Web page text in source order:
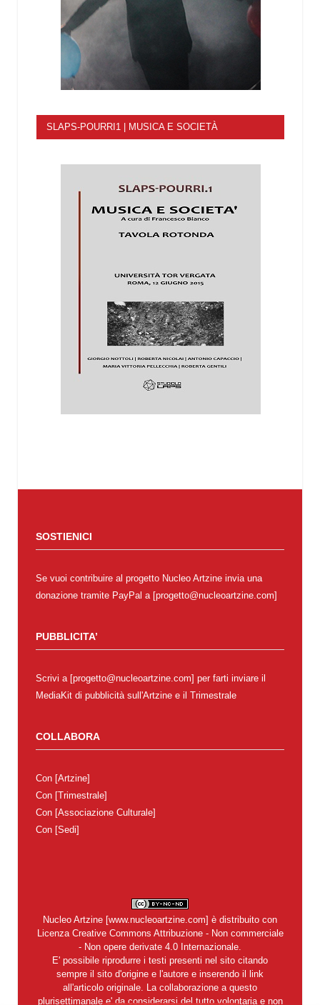
SLAPS-POURRI1 | MUSICA E SOCIETÀ
SOSTIENICI
Se vuoi contribuire al progetto Nucleo Artzine invia una
donazione tramite PayPal a [progetto@nucleoartzine.com]
PUBBLICITA’
Scrivi a [progetto@nucleoartzine.com] per farti inviare il
MediaKit di pubblicità sull'Artzine e il Trimestrale
COLLABORA
Con [Artzine]
Con [Trimestrale]
Con [Associazione Culturale]
Con [Sedi]
Nucleo Artzine [www.nucleoartzine.com] è distribuito con
Licenza Creative Commons Attribuzione - Non commerciale
- Non opere derivate 4.0 Internazionale
E' possibile riprodurre i testi presenti nel sito citando
sempre il sito d'origine e l'autore e inserendo il link
all'articolo originale. La collaborazione a questo
plurisettimanale e' da considerarsi del tutto volontaria e non